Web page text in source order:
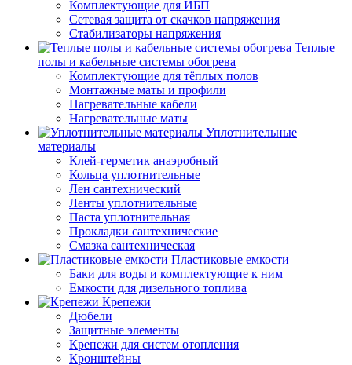
Комплектующие для ИБП
Сетевая защита от скачков напряжения
Стабилизаторы напряжения
Теплые
полы и кабельные системы обогрева
Комплектующие для тёплых полов
Монтажные маты и профили
Нагревательные кабели
Нагревательные маты
Уплотнительные
материалы
Клей-герметик анаэробный
Кольца уплотнительные
Лен сантехнический
Ленты уплотнительные
Паста уплотнительная
Прокладки сантехнические
Смазка сантехническая
Пластиковые емкости
Баки для воды и комплектующие к ним
Емкости для дизельного топлива
Крепежи
Дюбели
Защитные элементы
Крепежи для систем отопления
Кронштейны